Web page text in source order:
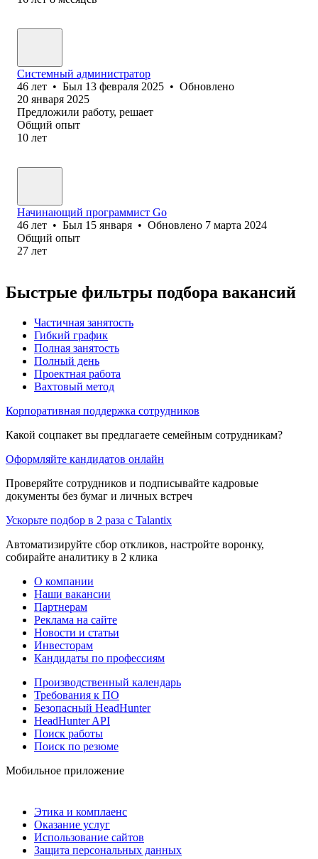
Системный администратор
46 лет • Был 13 февраля 2025 • Обновлено
20 января 2025
Предложили работу, решает
Общий опыт
10 лет
Начинающий программист Go
46 лет • Был 15 января • Обновлено 7 марта 2024
Общий опыт
27 лет
Быстрые фильтры подбора вакансий
Частичная занятость
Гибкий график
Полная занятость
Полный день
Проектная работа
Вахтовый метод
Корпоративная поддержка сотрудников
Какой соцпакет вы предлагаете семейным сотрудникам?
Оформляйте кандидатов онлайн
Проверяйте сотрудников и подписывайте кадровые
документы без бумаг и личных встреч
Ускорьте подбор в 2 раза с Talantix
Автоматизируйте сбор откликов, настройте воронку,
собирайте аналитику в 2 клика
О компании
Наши вакансии
Партнерам
Реклама на сайте
Новости и статьи
Инвесторам
Кандидаты по профессиям
Производственный календарь
Требования к ПО
Безопасный HeadHunter
HeadHunter API
Поиск работы
Поиск по резюме
Мобильное приложение
Этика и комплаенс
Оказание услуг
Использование сайтов
Защита персональных данных